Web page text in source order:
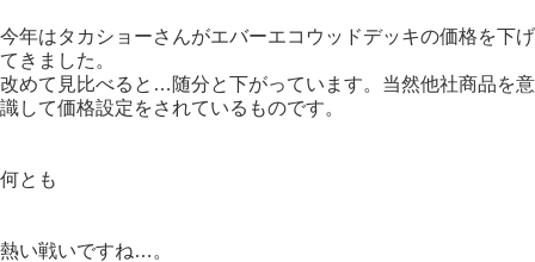
今年はタカショーさんがエバーエコウッドデッキの価格を下げ
てきました。
改めて見比べると…随分と下がっています。当然他社商品を意
識して価格設定をされているものです。
何とも
熱い戦いですね…。